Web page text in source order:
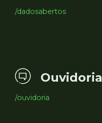
/dadosabertos
Ouvidoria
/ouvidoria